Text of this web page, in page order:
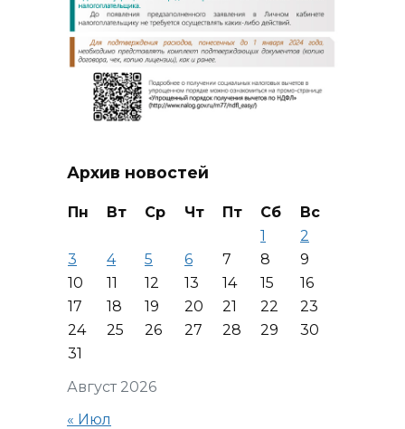
Архив новостей
Август 2026
Пн Вт Ср Чт Пт Сб
Вс
1
2
3
4 5 6 7 8
9
10
11 12 13 14 15
16
17
18 19 20 21 22
23
24
25 26 27 28 29
30
31
« Июл